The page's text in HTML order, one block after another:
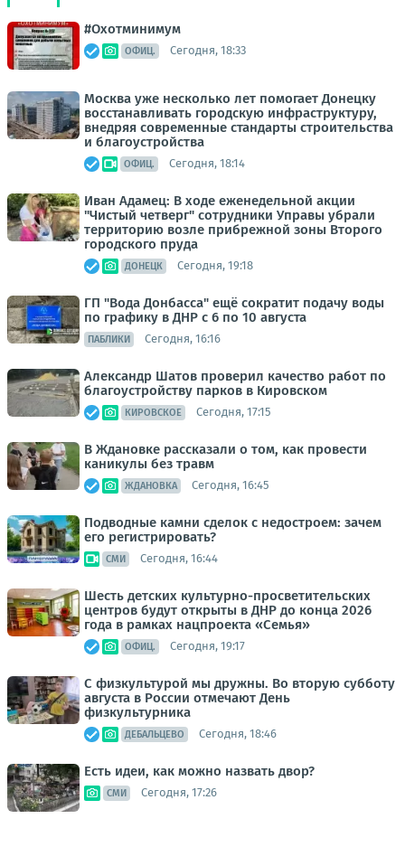
#Охотминимум
ОФИЦ. Сегодня, 18:33
Москва уже несколько лет помогает Донецку
восстанавливать городскую инфраструктуру,
внедряя современные стандарты строительства
и благоустройства
ОФИЦ. Сегодня, 18:14
Иван Адамец: В ходе еженедельной акции
"Чистый четверг" сотрудники Управы убрали
территорию возле прибрежной зоны Второго
городского пруда
ДОНЕЦК Сегодня, 19:18
ГП "Вода Донбасса" ещё сократит подачу воды
по графику в ДНР с 6 по 10 августа
ПАБЛИКИ Сегодня, 16:16
Александр Шатов проверил качество работ по
благоустройству парков в Кировском
КИРОВСКОЕ Сегодня, 17:15
В Ждановке рассказали о том, как провести
каникулы без травм
ЖДАНОВКА Сегодня, 16:45
Подводные камни сделок с недостроем: зачем
его регистрировать?
СМИ Сегодня, 16:44
Шесть детских культурно-просветительских
центров будут открыты в ДНР до конца 2026
года в рамках нацпроекта «Семья»
ОФИЦ. Сегодня, 19:17
С физкультурой мы дружны. Во вторую субботу
августа в России отмечают День
физкультурника
ДЕБАЛЬЦЕВО Сегодня, 18:46
Есть идеи, как можно назвать двор?
СМИ Сегодня, 17:26